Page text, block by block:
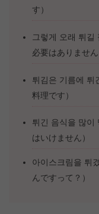
す）
그렇게 오래 튀길
必要はありません
튀김은 기름에 튀
料理です）
튀긴 음식을 많이
はいけません）
아이스크림을 튀
んですって？）